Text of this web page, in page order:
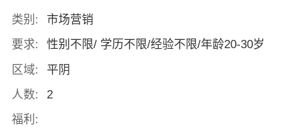
类别:
市场营销
要求:
性别不限/ 学历不限/经验不限/年龄20-30岁
区域:
平阴
人数:
2
福利: